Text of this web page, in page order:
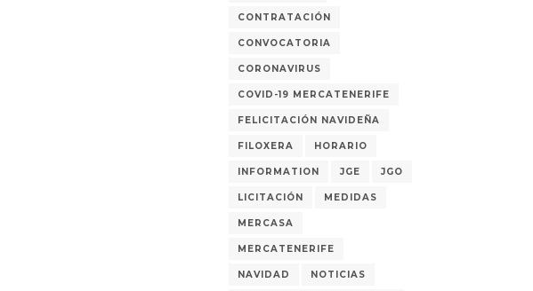
CONTRATACIÓN
CONVOCATORIA
CORONAVIRUS
COVID-19 MERCATENERIFE
FELICITACIÓN NAVIDEÑA
FILOXERA HORARIO
INFORMATION JGE JGO
LICITACIÓN MEDIDAS
MERCASA
MERCATENERIFE
NAVIDAD NOTICIAS